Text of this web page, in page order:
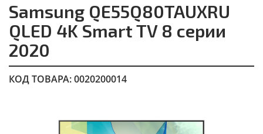
Samsung QE55Q80TAUXRU
QLED 4K Smart TV 8 серии
2020
КОД ТОВАРА: 0020200014